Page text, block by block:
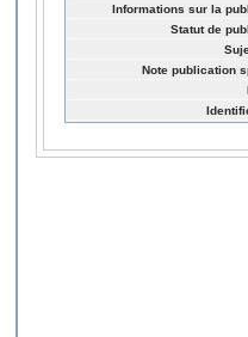
Informations sur la
Statut de
Note publication